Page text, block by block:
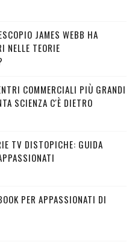
JAMES WEBB HA
NELLE TEORIE
COMMERCIALI PIÙ GRANDI
SCIENZA C'È DIETRO
TV DISTOPICHE: GUIDA
PER APPASSIONATI DI